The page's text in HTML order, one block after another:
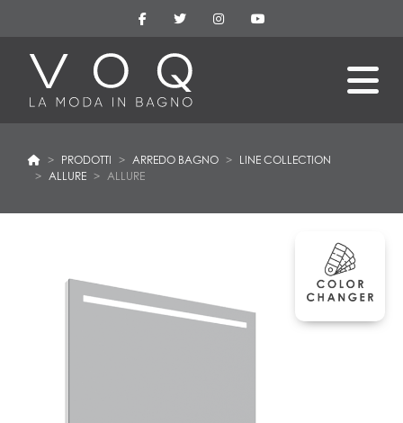
PRODOTTI ARREDO BAGNO
LINE COLLECTION
ALLURE
ALLURE